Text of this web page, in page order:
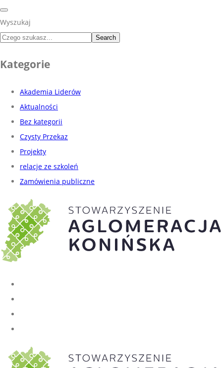
Wyszukaj
Search
Kategorie
Akademia Liderów
Aktualności
Bez kategorii
Czysty Przekaz
Projekty
relacje ze szkoleń
Zamówienia publiczne